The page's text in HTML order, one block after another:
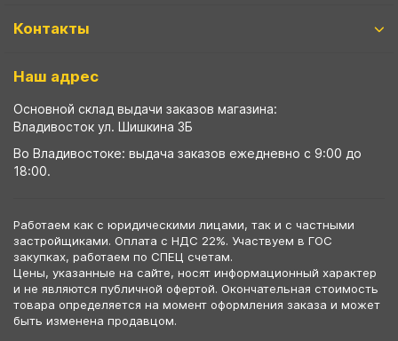
Контакты
Наш адрес
Основной склад выдачи заказов магазина:
Владивосток ул. Шишкина 3Б
Во Владивостоке: выдача заказов ежедневно с 9:00 до
18:00.
Работаем как с юридическими лицами, так и с частными
застройщиками. Оплата с НДС 22%. Участвуем в ГОС
закупках, работаем по СПЕЦ счетам.
Цены, указанные на сайте, носят информационный характер
и не являются публичной офертой. Окончательная стоимость
товара определяется на момент оформления заказа и может
быть изменена продавцом.